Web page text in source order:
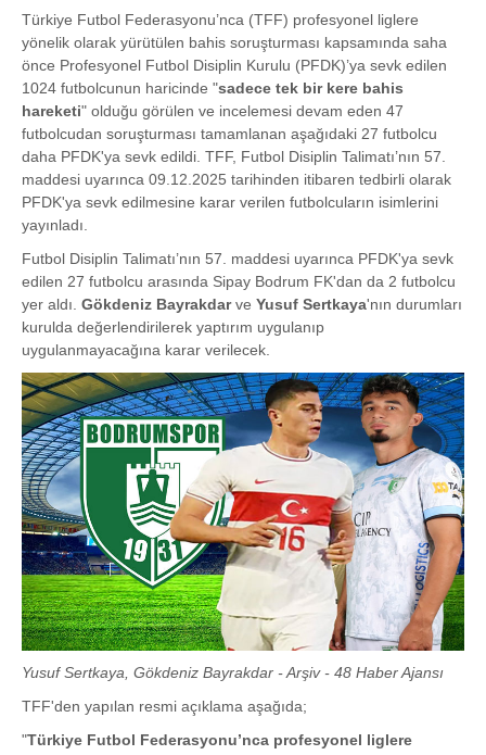
Türkiye Futbol Federasyonu’nca (TFF) profesyonel liglere
yönelik olarak yürütülen bahis soruşturması kapsamında saha
önce Profesyonel Futbol Disiplin Kurulu (PFDK)’ya sevk edilen
1024 futbolcunun haricinde "sadece tek bir kere bahis
hareketi" olduğu görülen ve incelemesi devam eden 47
futbolcudan soruşturması tamamlanan aşağıdaki 27 futbolcu
daha PFDK'ya sevk edildi. TFF, Futbol Disiplin Talimatı’nın 57.
maddesi uyarınca 09.12.2025 tarihinden itibaren tedbirli olarak
PFDK'ya sevk edilmesine karar verilen futbolcuların isimlerini
yayınladı.
Futbol Disiplin Talimatı’nın 57. maddesi uyarınca PFDK'ya sevk
edilen 27 futbolcu arasında Sipay Bodrum FK'dan da 2 futbolcu
yer aldı. Gökdeniz Bayrakdarve Yusuf Sertkaya'nın durumları
kurulda değerlendirilerek yaptırım uygulanıp
uygulanmayacağına karar verilecek.
Yusuf Sertkaya, Gökdeniz Bayrakdar - Arşiv - 48 Haber Ajansı
TFF'den yapılan resmi açıklama aşağıda;
"Türkiye Futbol Federasyonu’nca profesyonel liglere